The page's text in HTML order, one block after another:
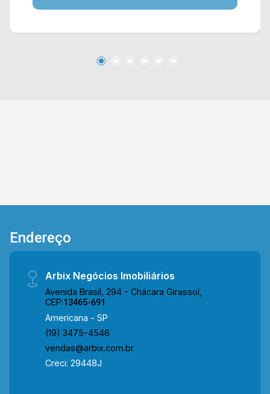
Endereço
Arbix Negócios Imobiliários
Avenida Brasil, 294 - Chácara Girassol,
CEP:13465-691
Americana - SP
(19) 3475-4546
vendas@arbix.com.br
Creci: 29448J